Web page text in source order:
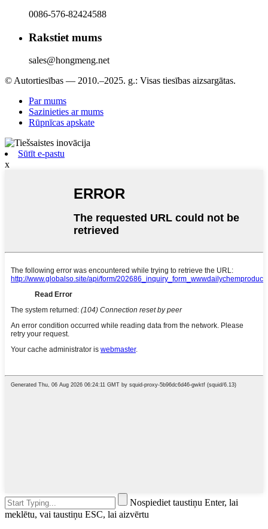
0086-576-82424588
Rakstiet mums
sales@hongmeng.net
© Autortiesības — 2010.–2025. g.: Visas tiesības aizsargātas.
Par mums
Sazinieties ar mums
Rūpnīcas apskate
Sūtīt e-pastu
x
Nospiediet taustiņu Enter, lai
meklētu, vai taustiņu ESC, lai aizvērtu